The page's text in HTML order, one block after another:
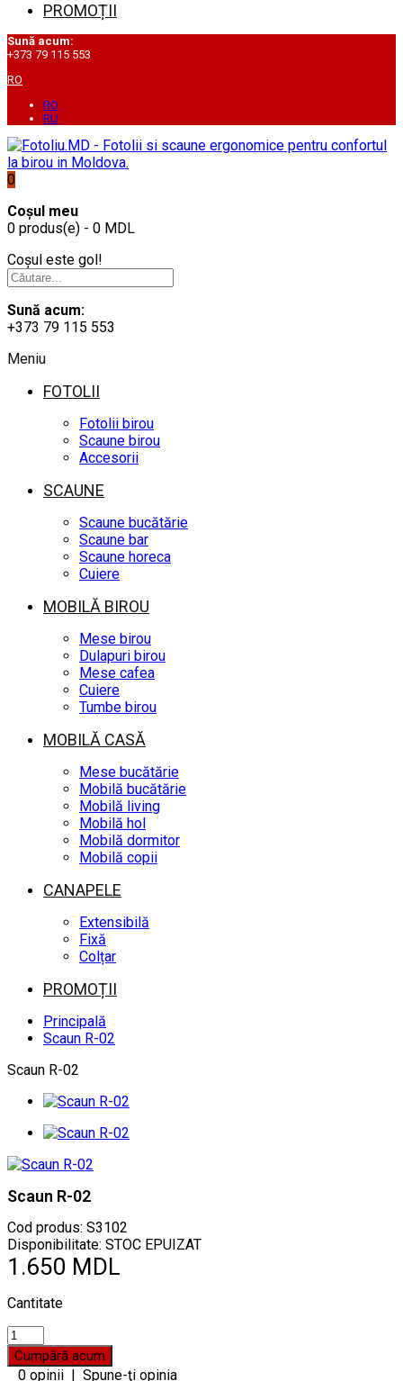
PROMOȚII
Sună acum:
+373 79 115 553
RO
RO
RU
0
Coșul meu
0 produs(e) - 0 MDL
Coșul este gol!
Sună acum:
+373 79 115 553
Meniu
FOTOLII
Fotolii birou
Scaune birou
Accesorii
SCAUNE
Scaune bucătărie
Scaune bar
Scaune horeca
Cuiere
MOBILĂ BIROU
Mese birou
Dulapuri birou
Mese cafea
Cuiere
Tumbe birou
MOBILĂ CASĂ
Mese bucătărie
Mobilă bucătărie
Mobilă living
Mobilă hol
Mobilă dormitor
Mobilă copii
CANAPELE
Extensibilă
Fixă
Colțar
PROMOȚII
Principală
Scaun R-02
Scaun R-02
Scaun R-02
Cod produs: S3102
Disponibilitate: STOC EPUIZAT
1.650 MDL
Cantitate
0 opinii | Spune-ţi opinia